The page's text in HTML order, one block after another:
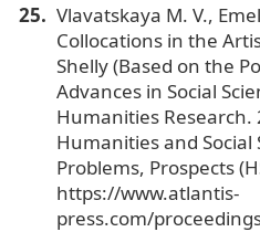
Vlavatskaya M. V.,
Collocations in the
Shelly (Based on the
Advances in Social
Humanities Research.
Humanities and Social
Problems, Prospects
https://www.atlantis-
press.com/